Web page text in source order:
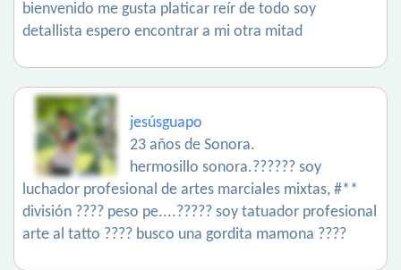
bienvenido me gusta platicar reír de todo soy
detallista espero encontrar a mi otra mitad
jesúsguapo
23 años de Sonora.
hermosillo sonora.?????? soy
luchador profesional de artes marciales mixtas, #**
división ???? peso pe....????? soy tatuador profesional
arte al tatto ???? busco una gordita mamona ????